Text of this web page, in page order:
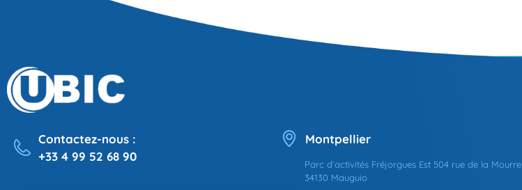
Contactez-nous :
+33 4 99 52 68 90
Montpellier
Parc d’activités Fréjorgues Est 504 rue de la Mourre
34130 Mauguio